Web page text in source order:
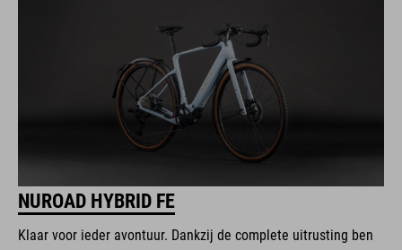
NUROAD HYBRID FE
Klaar voor ieder avontuur. Dankzij de complete uitrusting ben